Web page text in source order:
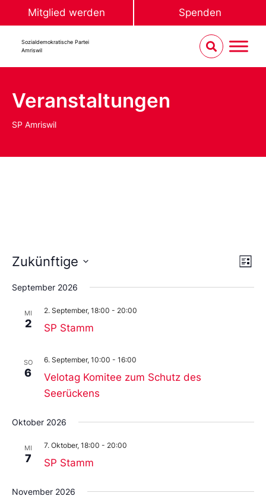
Mitglied werden Spenden
Sozialdemokratische Partei
Amriswil
Veranstaltungen
SP Amriswil
Liste
Zukünftige
Sie
das
aus.
September 2026
MI
2
2. September, 18:00 - 20:00
SP Stamm
SO
6
6. September, 10:00 - 16:00
Velotag Komitee zum Schutz des
Seerückens
Oktober 2026
MI
7
7. Oktober, 18:00 - 20:00
SP Stamm
November 2026